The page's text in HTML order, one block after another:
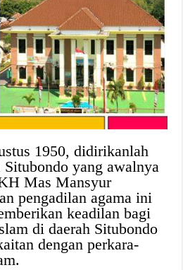
1950, didirikanlah
Situbondo yang awalnya
Mas Mansyur
pengadilan agama ini
keadilan bagi
di daerah Situbondo
dengan perkara-